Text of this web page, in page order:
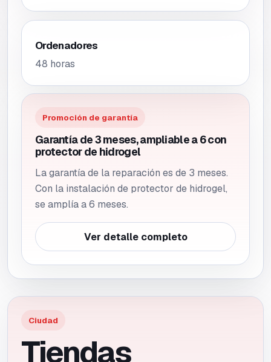
Ordenadores
48 horas
Promoción de garantía
Garantía de 3 meses, ampliable a 6 con
protector de hidrogel
La garantía de la reparación es de 3 meses.
Con la instalación de protector de hidrogel,
se amplía a 6 meses.
Ver detalle completo
Ciudad
Tiendas